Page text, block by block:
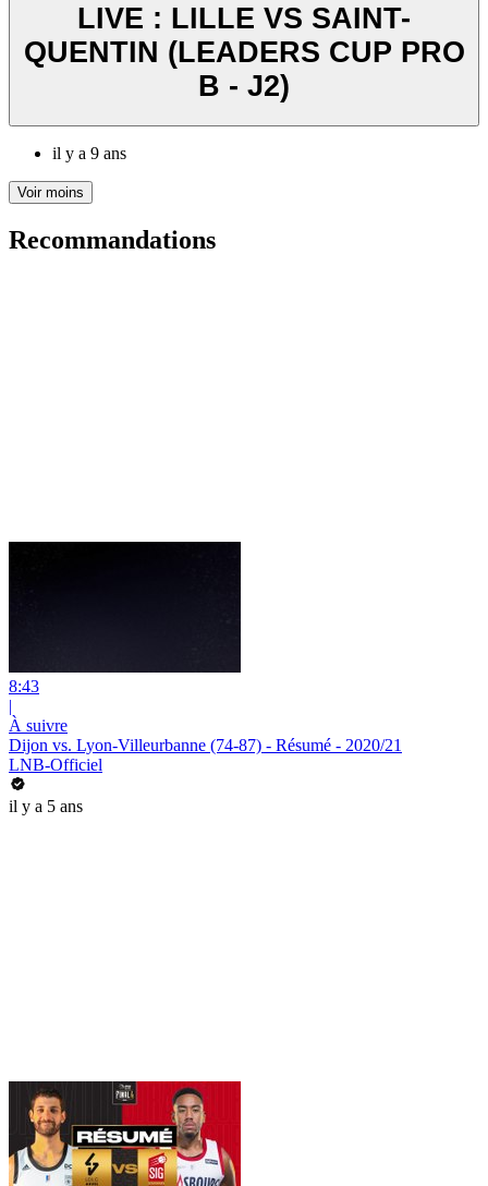
LIVE : LILLE VS SAINT-
QUENTIN (LEADERS CUP PRO
B - J2)
il y a 9 ans
Voir moins
Recommandations
8:43
|
À suivre
Dijon vs. Lyon-Villeurbanne (74-87) - Résumé - 2020/21
LNB-Officiel
il y a 5 ans